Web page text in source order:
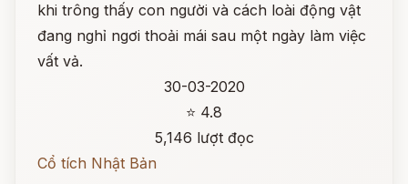
khi trông thấy con người và cách loài động vật
đang nghỉ ngơi thoải mái sau một ngày làm việc
vất vả.
30-03-2020
⭐ 4.8
5,146 lượt đọc
Cổ tích Nhật Bản